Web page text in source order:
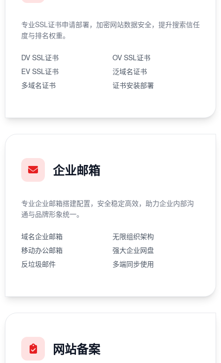
专业SSL证书申请部署，加密网站数据安全，提升搜索信任
度与排名权重。
DV SSL证书
OV SSL证书
EV SSL证书
泛域名证书
多域名证书
证书安装部署
企业邮箱
专业企业邮箱搭建配置，安全稳定高效，助力企业内部沟
通与品牌形象统一。
域名企业邮箱
无限组织架构
移动办公邮箱
强大企业网盘
反垃圾邮件
多端同步使用
网站备案